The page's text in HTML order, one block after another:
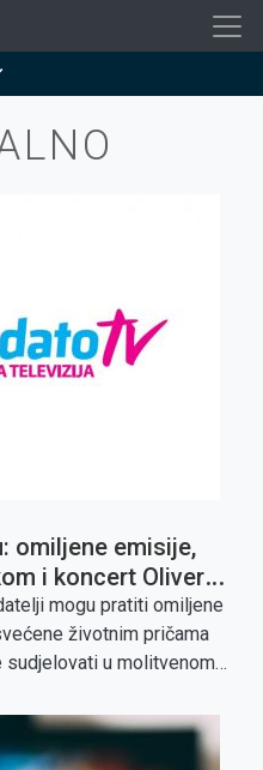
omiljene emisije,
i koncert Olivera
mogu pratiti omiljene
životnim pričama
u molitvenom